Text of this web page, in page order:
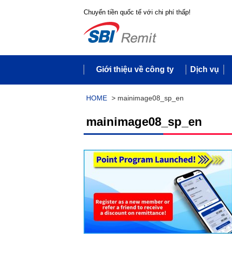
Chuyển tiền quốc tế với chi phí thấp!
Giới thiệu về công ty Dịch vụ
HOME > mainimage08_sp_en
mainimage08_sp_en